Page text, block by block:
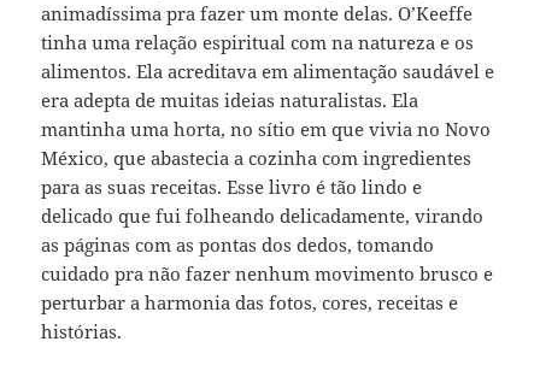
animadíssima pra fazer um monte delas. O’Keeffe
tinha uma relação espiritual com na natureza e os
alimentos. Ela acreditava em alimentação saudável e
era adepta de muitas ideias naturalistas. Ela
mantinha uma horta, no sítio em que vivia no Novo
México, que abastecia a cozinha com ingredientes
para as suas receitas. Esse livro é tão lindo e
delicado que fui folheando delicadamente, virando
as páginas com as pontas dos dedos, tomando
cuidado pra não fazer nenhum movimento brusco e
perturbar a harmonia das fotos, cores, receitas e
histórias.